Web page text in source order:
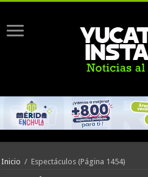
Inicio / Espectáculos (Página 1454)